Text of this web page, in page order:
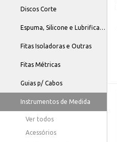
Discos Corte
Espuma, Silicone e Lubrificantes
Fitas Isoladoras e Outras
Fitas Métricas
Guias p/ Cabos
Instrumentos de Medida
Ver todos
Acessórios